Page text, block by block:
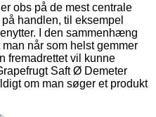
obs på de mest centrale
handlen, til eksempel
I den sammenhæng
når som helst gemmer
fremadrettet vil kunne
Saft Ø Demeter
om man søger et produkt